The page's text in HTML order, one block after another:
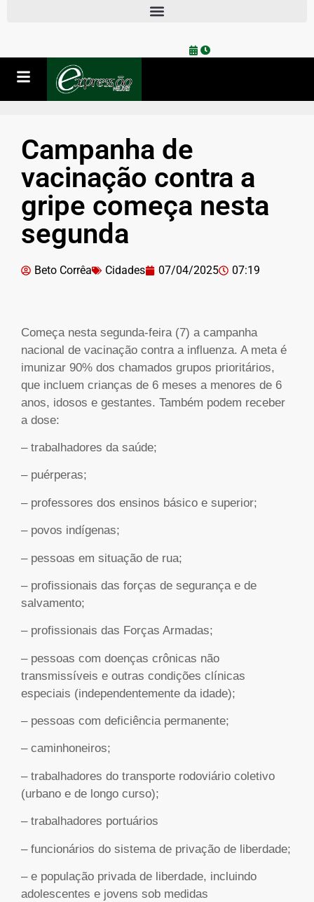
Campanha de
vacinação contra a
gripe começa nesta
segunda
Beto Corrêa Cidades 07/04/2025 07:19
Começa nesta segunda-feira (7) a campanha
nacional de vacinação contra a influenza. A meta é
imunizar 90% dos chamados grupos prioritários,
que incluem crianças de 6 meses a menores de 6
anos, idosos e gestantes. Também podem receber
a dose:
– trabalhadores da saúde;
– puérperas;
– professores dos ensinos básico e superior;
– povos indígenas;
– pessoas em situação de rua;
– profissionais das forças de segurança e de
salvamento;
– profissionais das Forças Armadas;
– pessoas com doenças crônicas não
transmissíveis e outras condições clínicas
especiais (independentemente da idade);
– pessoas com deficiência permanente;
– caminhoneiros;
– trabalhadores do transporte rodoviário coletivo
(urbano e de longo curso);
– trabalhadores portuários
– funcionários do sistema de privação de liberdade;
– e população privada de liberdade, incluindo
adolescentes e jovens sob medidas